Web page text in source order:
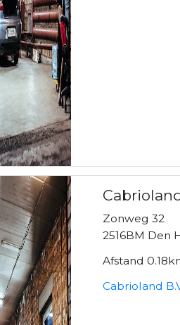
Zonweg 32
2516BM Den
Afstand
Cabrioland